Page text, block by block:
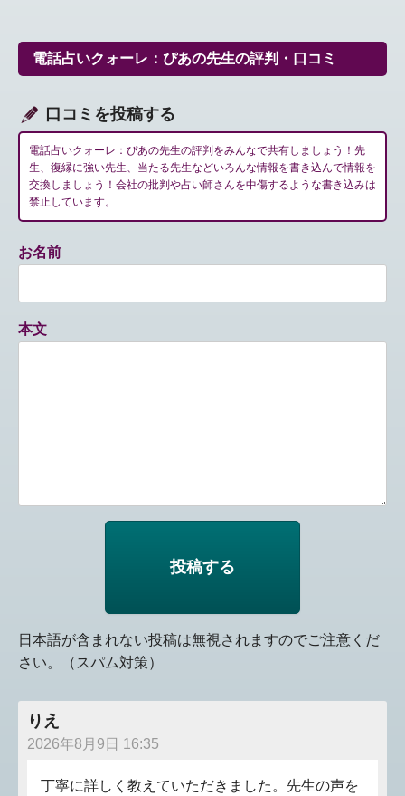
ー
シ
ン
電話占いクォーレ：ぴあの先生の評判・口コミ
口コミを投稿する
電話占いクォーレ：ぴあの先生の評判をみんなで共有しましょう！先
生、復縁に強い先生、当たる先生などいろんな情報を書き込んで情報を
交換しましょう！会社の批判や占い師さんを中傷するような書き込みは
禁止しています。
お名前
本文
日本語が含まれない投稿は無視されますのでご注意くだ
さい。（スパム対策）
りえ
2026年8月9日 16:35
丁寧に詳しく教えていただきました。先生の声を